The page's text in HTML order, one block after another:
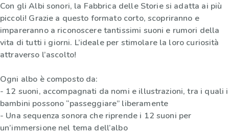
Con gli Albi sonori, la Fabbrica delle Storie si adatta ai più
piccoli! Grazie a questo formato corto, scopriranno e
impareranno a riconoscere tantissimi suoni e rumori della
vita di tutti i giorni. L’ideale per stimolare la loro curiosità
attraverso l’ascolto!
Ogni albo è composto da:
- 12 suoni, accompagnati da nomi e illustrazioni, tra i quali i
bambini possono “passeggiare” liberamente
- Una sequenza sonora che riprende i 12 suoni per
un’immersione nel tema dell’albo